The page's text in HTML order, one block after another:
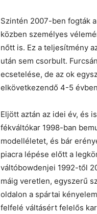
Szintén 2007-ben fogták
közben személyes
nőtt is. Ez a teljesítmény
után sem csorbult.
ecsetelése, de az ok
elkövetkezendő 4-5
Eljött aztán az idei év, és
fékváltókar 1998-ban
modelléletet, és bár
piacra lépése előtt a
váltóbowdenjei 1992-től
máig veretlen, egyszerű
oldalon a spártai
felfelé váltásért felelős